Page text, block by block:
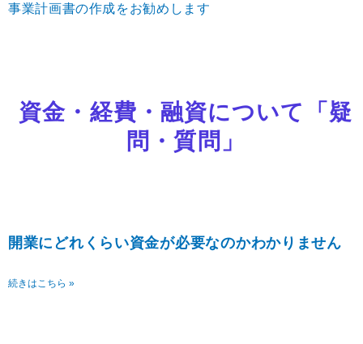
事業計画書の作成をお勧めします
資金・経費・融資について「疑
問・質問」
開業にどれくらい資金が必要なのかわかりません
続きはこちら »